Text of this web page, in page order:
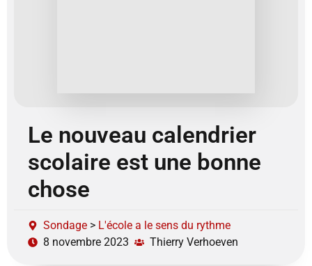
Le nouveau calendrier
scolaire est une bonne
chose
Sondage > L'école a le sens du rythme
8 novembre 2023
Thierry Verhoeven